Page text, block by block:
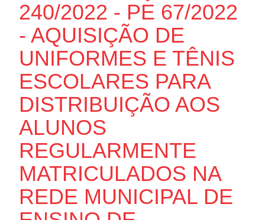
240/2022 - PE 67/2022
- AQUISIÇÃO DE
UNIFORMES E TÊNIS
ESCOLARES PARA
DISTRIBUIÇÃO AOS
ALUNOS
REGULARMENTE
MATRICULADOS NA
REDE MUNICIPAL DE